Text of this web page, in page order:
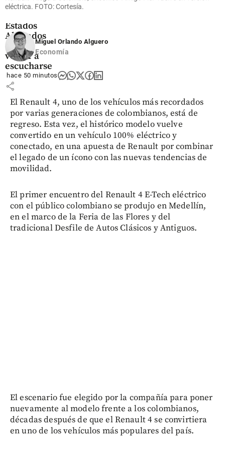
de un Fan
Estados
Alterados
decide
volver a
escucharse
share
eléctrica. FOTO: Cortesía.
Miguel Orlando Alguero
Economía
hace 50 minutos
El Renault 4, uno de los vehículos más recordados
por varias generaciones de colombianos, está de
regreso. Esta vez, el histórico modelo vuelve
convertido en un vehículo 100% eléctrico y
conectado, en una apuesta de Renault por combinar
el legado de un ícono con las nuevas tendencias de
movilidad.
El primer encuentro del Renault 4 E-Tech eléctrico
con el público colombiano se produjo en Medellín,
en el marco de la Feria de las Flores y del
tradicional Desfile de Autos Clásicos y Antiguos.
El escenario fue elegido por la compañía para poner
nuevamente al modelo frente a los colombianos,
décadas después de que el Renault 4 se convirtiera
en uno de los vehículos más populares del país.